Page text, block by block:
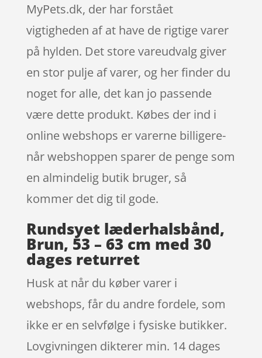
MyPets.dk, der har forstået
vigtigheden af at have de rigtige varer
på hylden. Det store vareudvalg giver
en stor pulje af varer, og her finder du
noget for alle, det kan jo passende
være dette produkt. Købes der ind i
online webshops er varerne billigere-
når webshoppen sparer de penge som
en almindelig butik bruger, så
kommer det dig til gode.
Rundsyet læderhalsbånd,
Brun, 53 – 63 cm med 30
dages returret
Husk at når du køber varer i
webshops, får du andre fordele, som
ikke er en selvfølge i fysiske butikker.
Lovgivningen dikterer min. 14 dages